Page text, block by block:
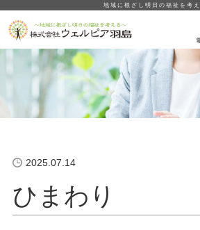
地域に根ざし明日の福祉を考え
2025.07.14
ひまわり